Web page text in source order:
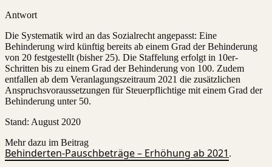
Antwort
Die Systematik wird an das Sozialrecht angepasst: Eine
Behinderung wird künftig bereits ab einem Grad der Behinderung
von 20 festgestellt (bisher 25). Die Staffelung erfolgt in 10er-
Schritten bis zu einem Grad der Behinderung von 100. Zudem
entfallen ab dem Veranlagungszeitraum 2021 die zusätzlichen
Anspruchsvoraussetzungen für Steuerpflichtige mit einem Grad der
Behinderung unter 50.
Stand: August 2020
Mehr dazu im Beitrag
Behinderten-Pauschbeträge – Erhöhung ab 2021 .